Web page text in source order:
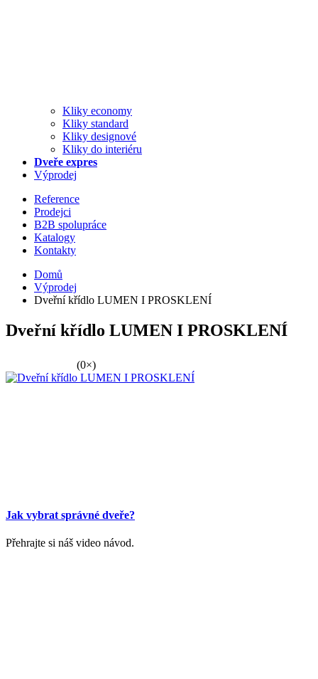
Kliky economy
Kliky standard
Kliky designové
Kliky do interiéru
Dveře expres
Výprodej
Reference
Prodejci
B2B spolupráce
Katalogy
Kontakty
Domů
Výprodej
Dveřní křídlo LUMEN I PROSKLENÍ
Dveřní křídlo LUMEN I PROSKLENÍ
(0×)
Jak vybrat správné dveře?
Přehrajte si náš video návod.